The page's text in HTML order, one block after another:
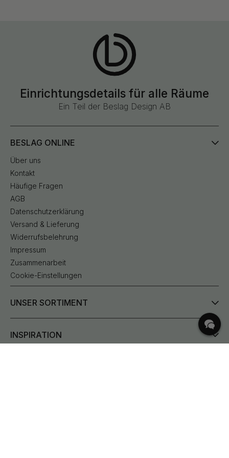
Einrichtungsdetails für alle Räume
Ein Teil der Beslag Design AB
BESLAG ONLINE
Über uns
Kontakt
Häufige Fragen
AGB
Datenschutzerklärung
Versand & Lieferung
Widerrufsbelehrung
Impressum
Zusammenarbeit
Cookie-Einstellungen
UNSER SORTIMENT
INSPIRATION